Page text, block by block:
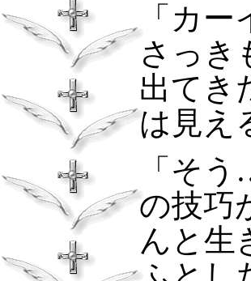
「カ
さっき
出てき
は見え
「そ
の技巧
んと生